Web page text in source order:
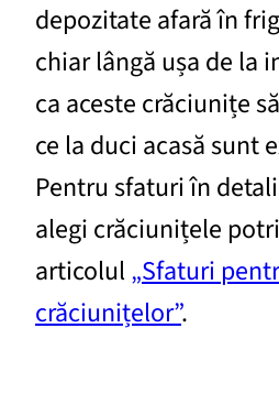
depozitate afară în
chiar lângă ușa de la
ca aceste crăciunițe
ce la duci acasă sunt
Pentru sfaturi în
alegi crăciunițele
articolul„Sfaturi
crăciunițelor”.